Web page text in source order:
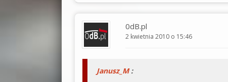
0dB.pl
2 kwietnia 2010 o 15:46
Janusz_M: